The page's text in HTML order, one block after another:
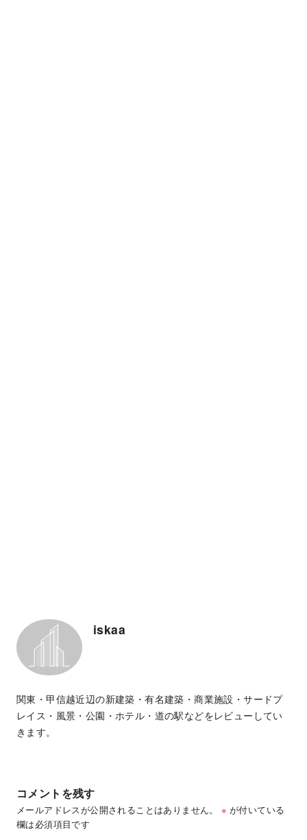
iskaa
関東・甲信越近辺の新建築・有名建築・商業施設・サードプ
レイス・風景・公園・ホテル・道の駅などをレビューしてい
きます。
コメントを残す
メールアドレスが公開されることはありません。 ※ が付いている
欄は必須項目です